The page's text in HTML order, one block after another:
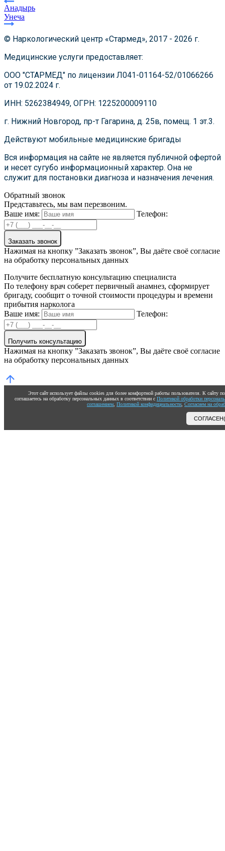
Анадырь
Унеча
© Наркологический центр «Стармед», 2017 - 2026 г.
Медицинские услуги предоставляет:
ООО "СТАРМЕД" по лицензии Л041-01164-52/01066266
от 19.02.2024 г.
ИНН: 5262384949, ОГРН: 1225200009110
г. Нижний Новгород, пр-т Гагарина, д. 25в, помещ. 1 эт.3.
Действуют мобильные медицинские бригады
Вся информация на сайте не является публичной офертой
и несет сугубо информационный характер. Она не
служит для постановки диагноза и назначения лечения.
Обратный звонок
Представьтесь, мы вам перезвоним.
Ваше имя:
Телефон:
Заказать звонок
Нажимая на кнопку ”Заказать звонок”, Вы даёте своё согласие
на обработку персональных данных
Получите бесплатную консультацию специалиста
По телефону врач соберет первичный анамнез, сформирует
бригаду, сообщит о точной стоимости процедуры и времени
прибытия нарколога
Ваше имя:
Телефон:
Получить консультацию
Нажимая на кнопку ”Заказать звонок”, Вы даёте своё согласие
на обработку персональных данных
Этот сайт использует файлы cookies для более комфортной работы пользователя. К сайту
соглашаетесь на обработку персональных данных в соответствии с Политикой обработки
соглашением Политикой конфидицеальности Согласием на